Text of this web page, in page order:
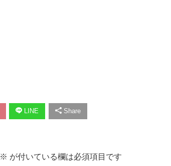
LINE Share
※ が付いている欄は必須項目です